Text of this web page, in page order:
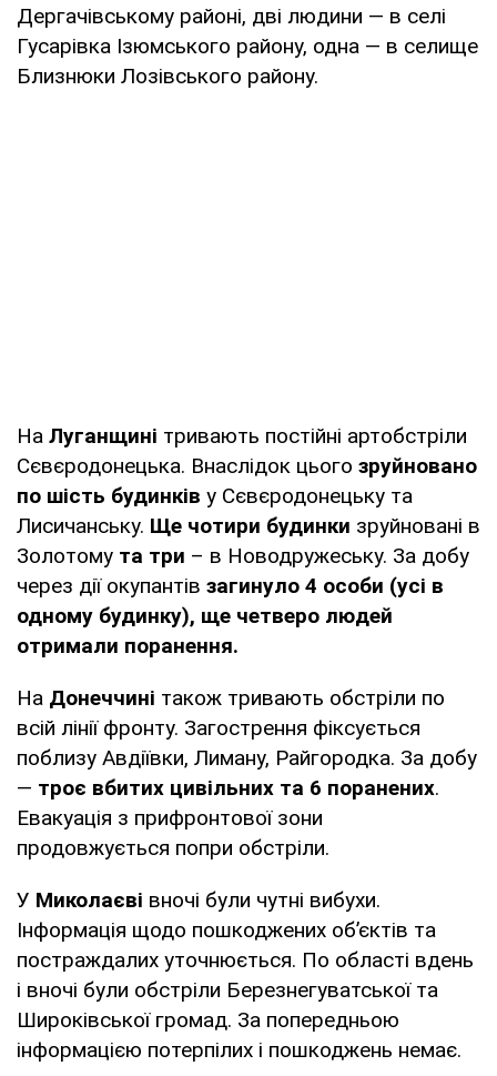
Дергачівському районі, дві людини — в селі
Гусарівка Ізюмського району, одна — в селище
Близнюки Лозівського району.
На Луганщині тривають постійні артобстріли
Сєвєродонецька. Внаслідок цього зруйновано
по шість будинків у Сєвєродонецьку та
Лисичанську. Ще чотири будинки зруйновані в
Золотому та три – в Новодружеську. За добу
через дії окупантів загинуло 4 особи (усі в
одному будинку), ще четверо людей
отримали поранення.
На Донеччині також тривають обстріли по
всій лінії фронту. Загострення фіксується
поблизу Авдіївки, Лиману, Райгородка. За добу
— троє вбитих цивільних та 6 поранених.
Евакуація з прифронтової зони
продовжується попри обстріли.
У Миколаєві вночі були чутні вибухи.
Інформація щодо пошкоджених об’єктів та
постраждалих уточнюється. По області вдень
і вночі були обстріли Березнегуватської та
Широківської громад. За попередньою
інформацією потерпілих і пошкоджень немає.